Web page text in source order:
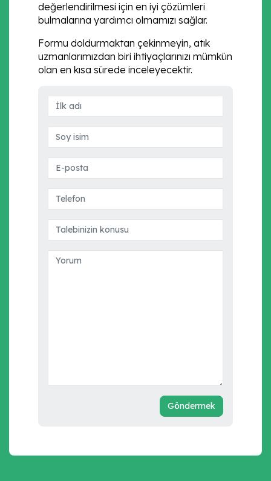
değerlendirilmesi için en iyi çözümleri
bulmalarına yardımcı olmamızı sağlar.
Formu doldurmaktan çekinmeyin, atık
uzmanlarımızdan biri ihtiyaçlarınızı mümkün
olan en kısa sürede inceleyecektir.